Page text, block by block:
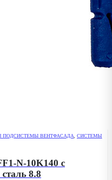
ПОДСИСТЕМЫ ВЕНТФАСАДА, СИСТЕМЫ
N-10K140 с
8.8